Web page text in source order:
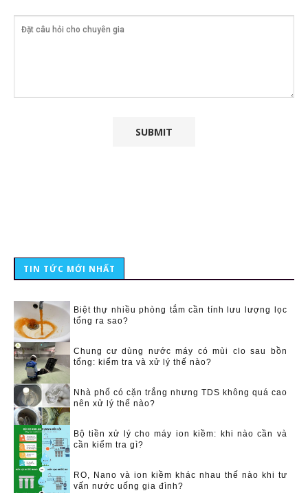
TIN TỨC MỚI NHẤT
Biệt thự nhiều phòng tắm cần tính lưu lượng lọc
tổng ra sao?
Chung cư dùng nước máy có mùi clo sau bồn
tổng: kiểm tra và xử lý thế nào?
Nhà phố có cặn trắng nhưng TDS không quá cao
nên xử lý thế nào?
Bộ tiền xử lý cho máy ion kiềm: khi nào cần và
cần kiểm tra gì?
RO, Nano và ion kiềm khác nhau thế nào khi tư
vấn nước uống gia đình?